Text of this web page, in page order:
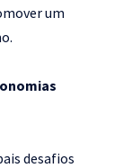
um
desafios